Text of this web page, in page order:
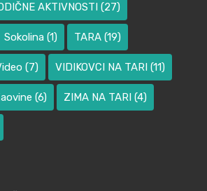
AKTIVNOSTI (27)
Sokolina (1) TARA (19)
(7) VIDIKOVCI NA TARI (11)
(6) ZIMA NA TARI (4)